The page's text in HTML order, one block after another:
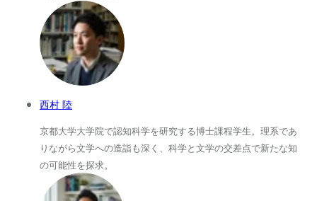
西村 陸
京都大学大学院で認知科学を研究する博士課程学生。理系であ
りながら文学への造詣も深く、科学と文学の交差点で新たな知
の可能性を探求。